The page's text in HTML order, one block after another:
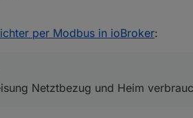
per Modbus in ioBroker:
Netztbezug und Heim